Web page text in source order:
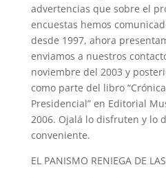
advertencias que sobre el
encuestas hemos
desde 1997, ahora
enviamos a nuestros
noviembre del 2003 y
como parte del libro
Presidencial” en Editorial
2006. Ojalá lo disfruten y lo
conveniente.
EL PANISMO RENIEGA DE